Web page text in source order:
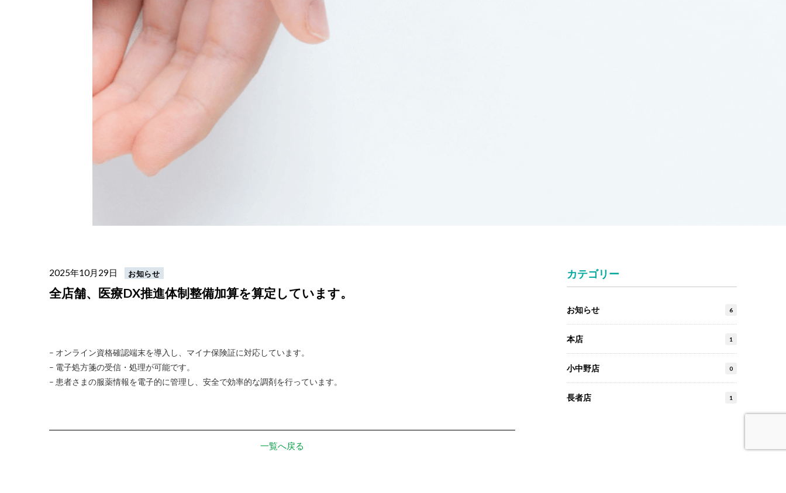
2025年10月29日 お知らせ
全店舗、医療DX推進体制整備加算を算定しています。
– オンライン資格確認端末を導入し、マイナ保険証に対応しています。
– 電子処方箋の受信・処理が可能です。
– 患者さまの服薬情報を電子的に管理し、安全で効率的な調剤を行っています。
一覧へ戻る
カテゴリー
お知らせ 6
本店 1
小中野店 0
長者店 1